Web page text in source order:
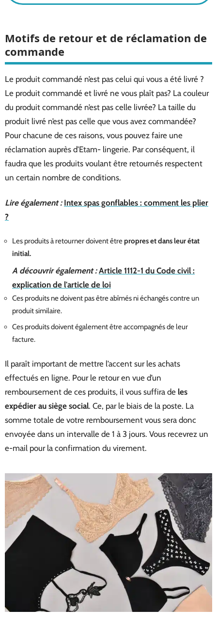
Motifs de retour et de réclamation de
commande
Le produit commandé n’est pas celui qui vous a été livré ?
Le produit commandé et livré ne vous plaît pas? La couleur
du produit commandé n’est pas celle livrée? La taille du
produit livré n’est pas celle que vous avez commandée?
Pour chacune de ces raisons, vous pouvez faire une
réclamation auprès d’Etam- lingerie. Par conséquent, il
faudra que les produits voulant être retournés respectent
un certain nombre de conditions.
Lire également : Intex spas gonflables : comment les plier
?
Les produits à retourner doivent êtrepropres et dans leur état
initial.
A découvrir également : Article 1112-1 du Code civil :
explication de l'article de loi
Ces produits ne doivent pas être abîmés ni échangés contre un
produit similaire.
Ces produits doivent également être accompagnés de leur
facture.
Il paraît important de mettre l’accent sur les achats
effectués en ligne. Pour le retour en vue d’un
remboursement de ces produits, il vous suffira de les
expédier au siège social. Ce, par le biais de la poste. La
somme totale de votre remboursement vous sera donc
envoyée dans un intervalle de 1 à 3 jours. Vous recevrez un
e-mail pour la confirmation du virement.